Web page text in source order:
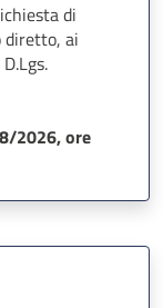
di
diretto, ai
2026, ore